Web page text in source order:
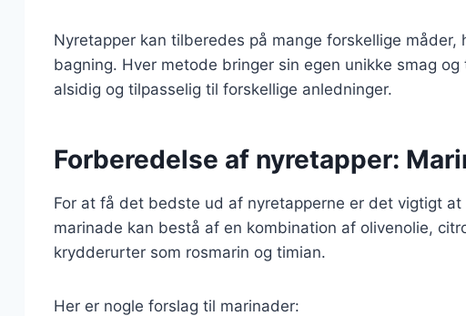
Nyretapper kan tilberedes på mange forskellige måder,
bagning. Hver metode bringer sin egen unikke smag
alsidig og tilpasselig til forskellige anledninger.
Forberedelse af nyretapper:
For at få det bedste ud af nyretapperne er det vigtigt
marinade kan bestå af en kombination af olivenolie,
krydderurter som rosmarin og timian.
Her er nogle forslag til marinader: